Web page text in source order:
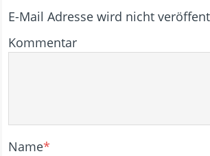
E-Mail Adresse wird nicht
Kommentar
Name*